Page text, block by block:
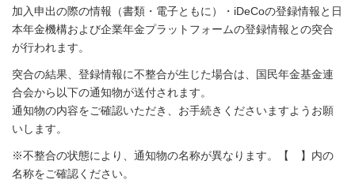
加入申出の際の情報（書類・電子ともに）・iDeCoの登録情報と日
本年金機構および企業年金プラットフォームの登録情報との突合
が行われます。
突合の結果、登録情報に不整合が生じた場合は、国民年金基金連
合会から以下の通知物が送付されます。
通知物の内容をご確認いただき、お手続きくださいますようお願
いします。
※不整合の状態により、通知物の名称が異なります。【 】内の
名称をご確認ください。